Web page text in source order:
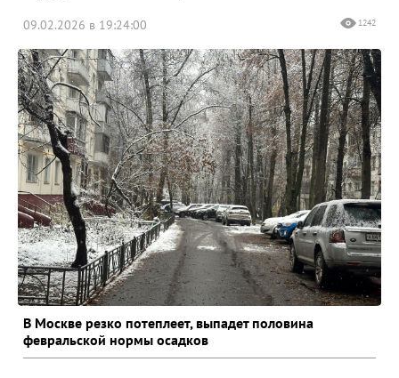
09.02.2026 в 19:24:00 1242
В Москве резко потеплеет, выпадет половина
февральской нормы осадков